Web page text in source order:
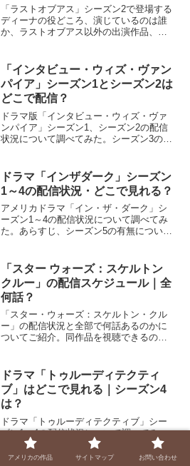
「ラストオブアス」シーズン2で登場する
ディーナの役どころ、演じているのは誰
か、ラストオブアス以外の出演作品、イ
「インタビュー・ウィズ・ヴァン
パイア」シーズン1とシーズン2は
どこで配信？
ドラマ版「インタビュー・ウィズ・ヴァ
ンパイア」シーズン1、シーズン2の配信
状況について調べてみた。シーズン3の有
ドラマ「インザダーク」シーズン
1～4の配信状況・どこで見れる？
アメリカドラマ「イン・ザ・ダーク」シ
ーズン1～4の配信状況について調べてみ
た。あらすじ、シーズン5の有無について
「スター ウォーズ：スケルトン
クルー」の配信スケジュール｜全
何話？
「スター・ウォーズ：スケルトン・クル
ー」の配信状況と全部で何話あるのかに
ついてご紹介。同作品を視聴できるのは1
ドラマ「トゥルーディテクティ
ブ」はどこで見れる｜シーズン4
は？
ドラマ「トゥルーディテクティブ」シー
ズン1～4の配信状況について調べてみ
た。シーズン5はあるのか、そしてDVDの
取り扱いについてもご紹介。
アメリカの作品 サイトマップ お問い合わせ